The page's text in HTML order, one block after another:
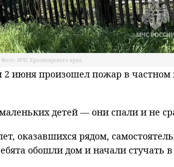
Фото: МЧС Красноярского края
произошел пожар в частном
детей — они спали и не
оказавшихся рядом,
обошли дом и начали стучать